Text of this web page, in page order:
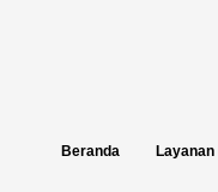
Beranda